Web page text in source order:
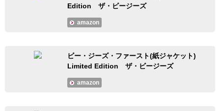
Edition ザ・ビージーズ
amazon
ビー・ジーズ・ファースト(紙ジャケット)
Limited Edition ザ・ビージーズ
amazon